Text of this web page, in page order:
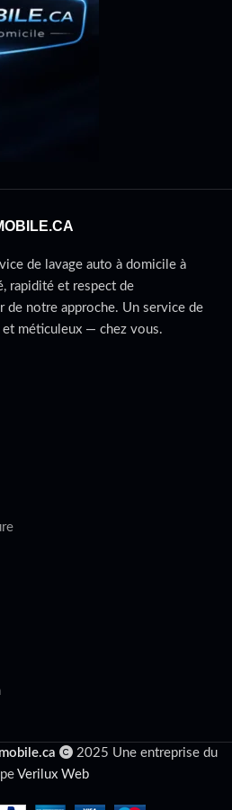
de lavage auto à domicile à
rapidité et respect de
de notre approche. Un service de
et méticuleux — chez vous.
2025 Une entreprise du
Verilux Web